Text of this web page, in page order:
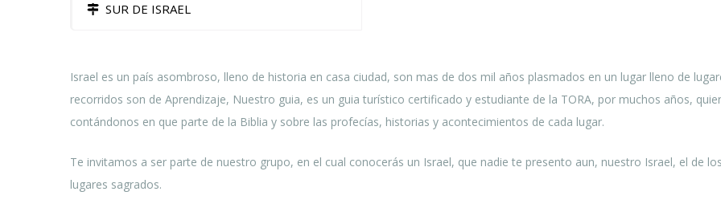
SUR DE ISRAEL
Israel es un país asombroso, lleno de historia en casa ciudad, son mas de dos mil años plasmados en un lugar lleno de
recorridos son de Aprendizaje, Nuestro guia, es un guia turístico certificado y estudiante de la TORA, por muchos años,
contándonos en que parte de la Biblia y sobre las profecías, historias y acontecimientos de cada lugar.
Te invitamos a ser parte de nuestro grupo, en el cual conocerás un Israel, que nadie te presento aun, nuestro Israel, el de
lugares sagrados.